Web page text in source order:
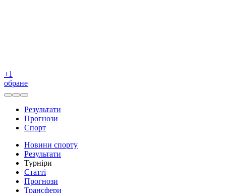
+1
обране
Результати
Прогнози
Спорт
Новини спорту
Результати
Турніри
Статті
Прогнози
Трансфери